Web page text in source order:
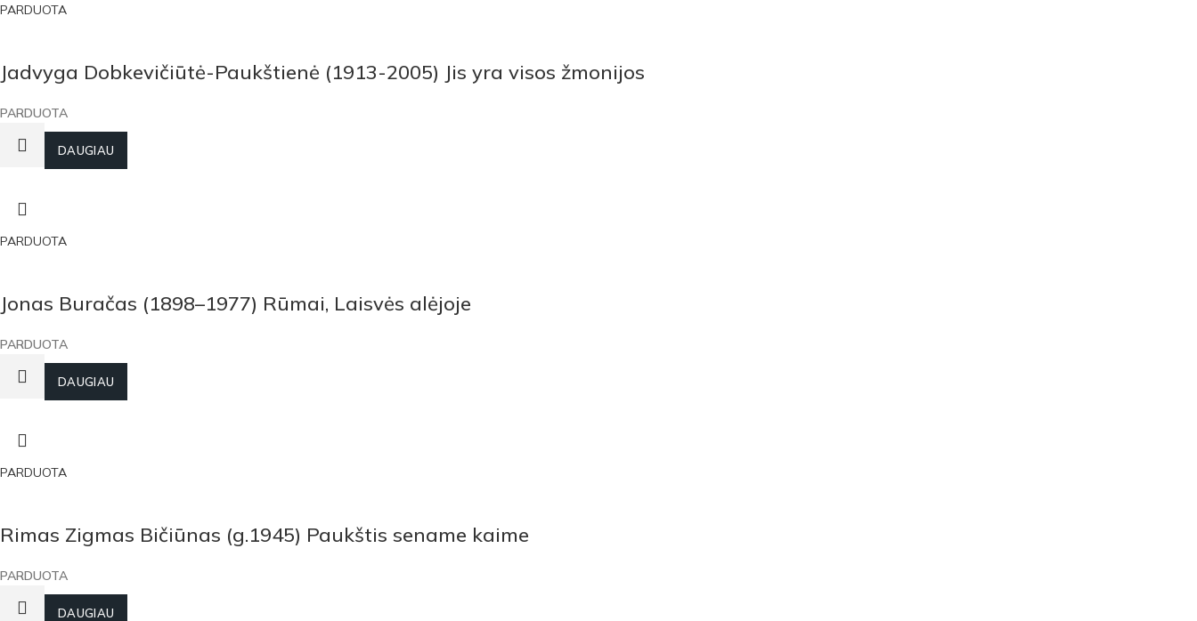
PARDUOTA
Jadvyga Dobkevičiūtė-Paukštienė (1913-2005) Jis yra visos žmonijos
PARDUOTA
DAUGIAU
PARDUOTA
Jonas Buračas (1898–1977) Rūmai, Laisvės alėjoje
PARDUOTA
DAUGIAU
PARDUOTA
Rimas Zigmas Bičiūnas (g.1945) Paukštis sename kaime
PARDUOTA
DAUGIAU